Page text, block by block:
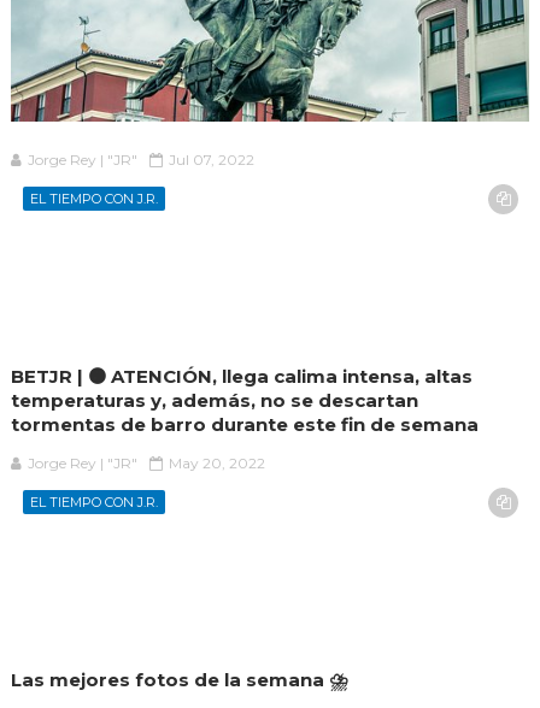
Jorge Rey | "JR" Jul 07, 2022
EL TIEMPO CON J.R.
BETJR | 🟠 ATENCIÓN, llega calima intensa, altas
temperaturas y, además, no se descartan
tormentas de barro durante este fin de semana
Jorge Rey | "JR" May 20, 2022
EL TIEMPO CON J.R.
Las mejores fotos de la semana ⛈️